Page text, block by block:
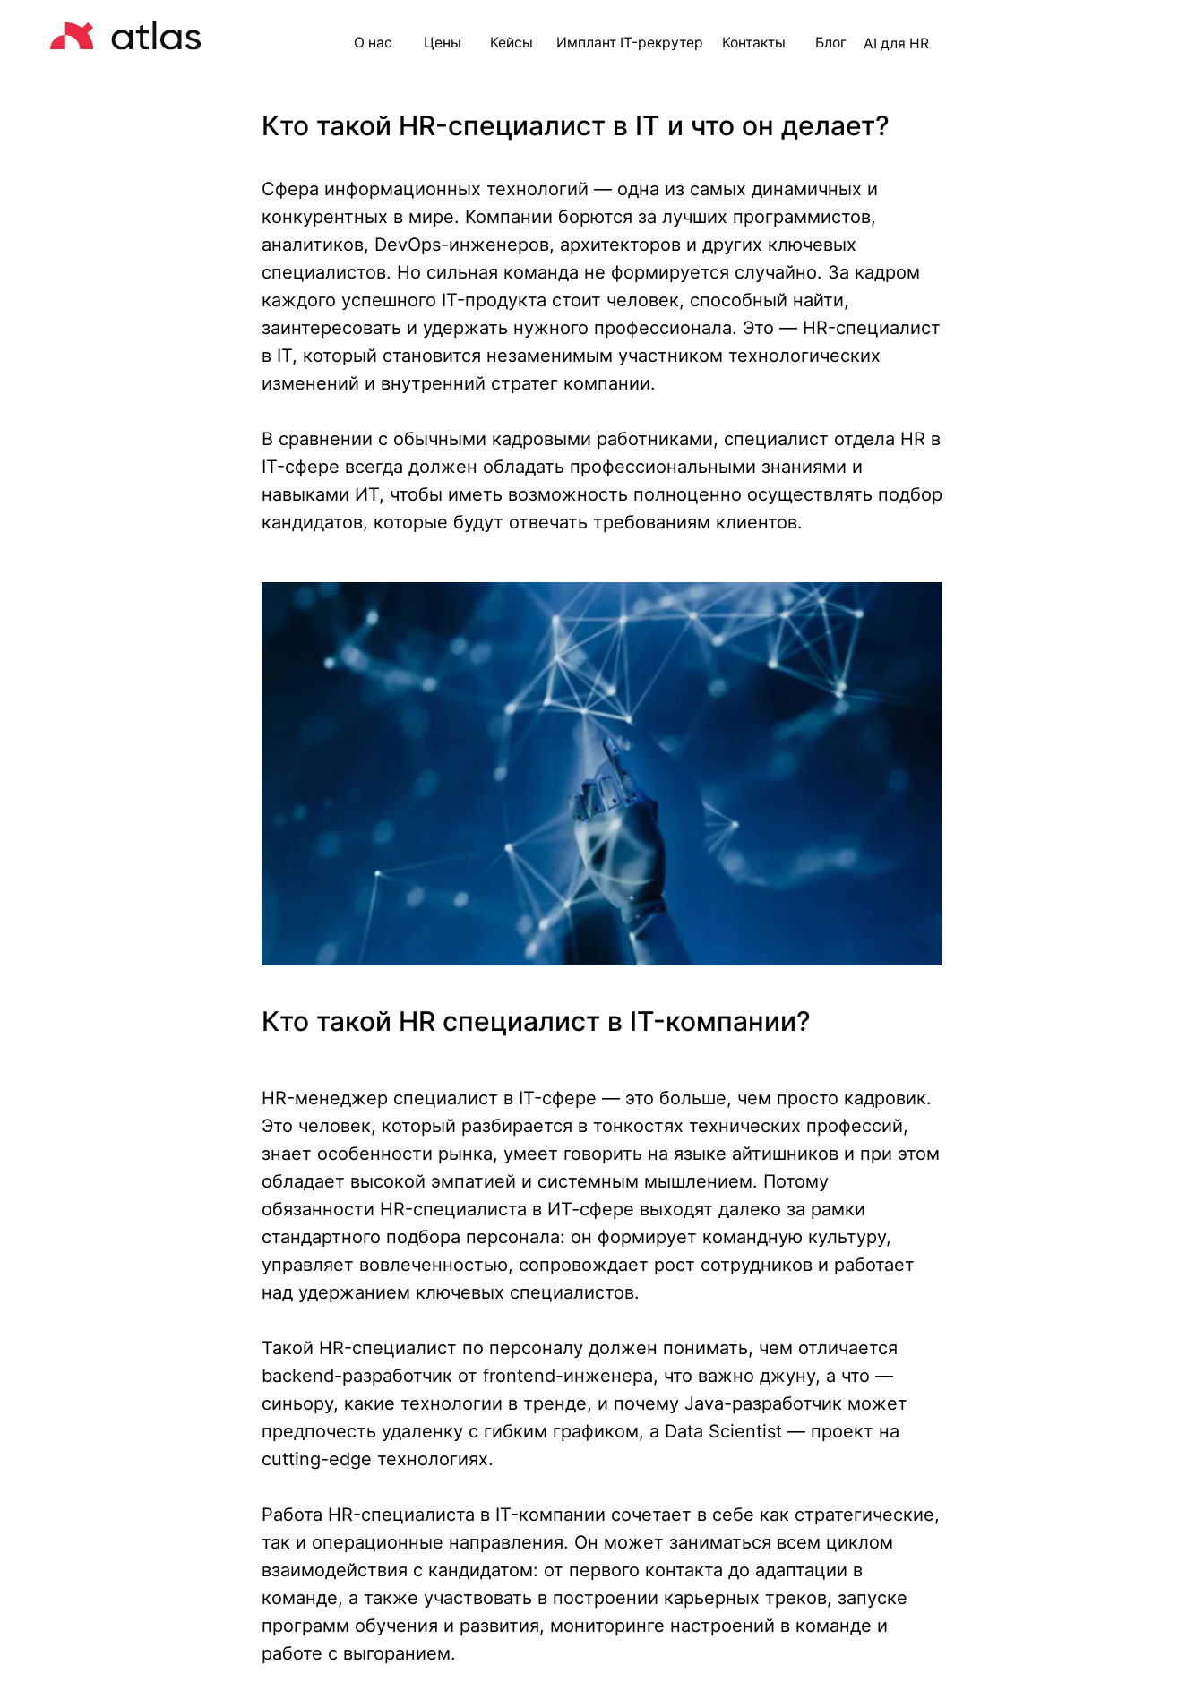
Цены Контакты Блог AI для HR
Кейсы Имплант IT-рекрутер
Кто такой HR-специалист в IT и что он делает?
Сфера информационных технологий — одна из самых динамичных и
конкурентных в мире. Компании борются за лучших программистов,
аналитиков, DevOps-инженеров, архитекторов и других ключевых
специалистов. Но сильная команда не формируется случайно. За кадром
каждого успешного IT-продукта стоит человек, способный найти,
заинтересовать и удержать нужного профессионала. Это — HR-специалист
в IT, который становится незаменимым участником технологических
изменений и внутренний стратег компании.
В сравнении с обычными кадровыми работниками, специалист отдела HR в
IT-сфере всегда должен обладать профессиональными знаниями и
навыками ИТ, чтобы иметь возможность полноценно осуществлять подбор
кандидатов, которые будут отвечать требованиям клиентов.
Кто такой HR специалист в IT-компании?
HR-менеджер специалист в IT-сфере — это больше, чем просто кадровик.
Это человек, который разбирается в тонкостях технических профессий,
знает особенности рынка, умеет говорить на языке айтишников и при этом
обладает высокой эмпатией и системным мышлением. Потому
обязанности HR-специалиста в ИТ-сфере выходят далеко за рамки
стандартного подбора персонала: он формирует командную культуру,
управляет вовлеченностью, сопровождает рост сотрудников и работает
над удержанием ключевых специалистов.
Такой HR-специалист по персоналу должен понимать, чем отличается
backend-разработчик от frontend-инженера, что важно джуну, а что —
синьору, какие технологии в тренде, и почему Java-разработчик может
предпочесть удаленку с гибким графиком, а Data Scientist — проект на
cutting-edge технологиях.
Работа HR-специалиста в IT-компании сочетает в себе как стратегические,
так и операционные направления. Он может заниматься всем циклом
взаимодействия с кандидатом: от первого контакта до адаптации в
команде, а также участвовать в построении карьерных треков, запуске
программ обучения и развития, мониторинге настроений в команде и
работе с выгоранием.